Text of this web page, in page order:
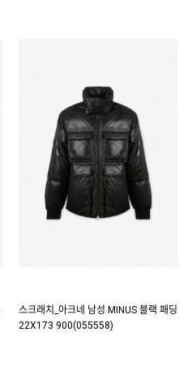
스크래치_아크네 남성 MINUS 블랙 패딩
22X173 900(055558)